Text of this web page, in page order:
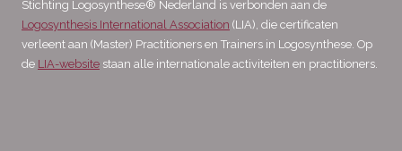
Stichting Logosynthese® Nederland is verbonden aan de
Logosynthesis International Association (LIA), die certificaten
verleent aan (Master) Practitioners en Trainers in Logosynthese. Op
de LIA-website staan alle internationale activiteiten en practitioners.